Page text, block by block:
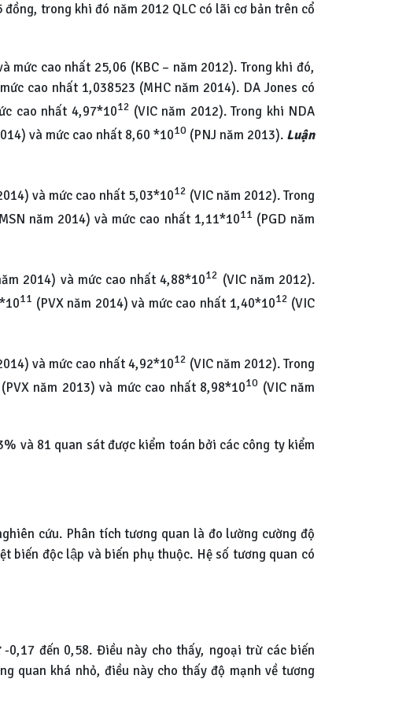
trong khi đó năm 2012 QLC có lãi cơ bản trên cổ
mức cao nhất 25,06 (KBC – năm 2012). Trong khi đó,
cao nhất 1,038523 (MHC năm 2014). DA Jones có
cao nhất 4,97*1012 (VIC năm 2012). Trong khi NDA
và mức cao nhất 8,60 *1010(PNJ năm 2013). Luận
và mức cao nhất 5,03*1012 (VIC năm 2012). Trong
năm 2014) và mức cao nhất 1,11*1011 (PGD năm
2014) và mức cao nhất 4,88*1012 (VIC năm 2012).
11 (PVX năm 2014) và mức cao nhất 1,40*1012 (VIC
và mức cao nhất 4,92*1012 (VIC năm 2012). Trong
(PVX năm 2013) và mức cao nhất 8,98*1010 (VIC năm
và 81 quan sát được kiểm toán bởi các công ty kiểm
cứu. Phân tích tương quan là đo lường cường độ
biến độc lập và biến phụ thuộc. Hệ số tương quan có
đến 0,58. Điều này cho thấy, ngoại trừ các biến
quan khá nhỏ, điều này cho thấy độ mạnh về tương